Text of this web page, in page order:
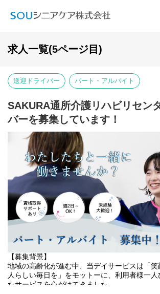
求人一覧(5ページ目)
送迎ドライバー パート・アルバイト
SAKURA通所介護リハビリセン
バーを募集しています！
【募集背景】
地域の高齢化が進む中、当デイサービスは「
人らしい毎日を」をモットーに、利用者様一
たサービスを心がけてきました。